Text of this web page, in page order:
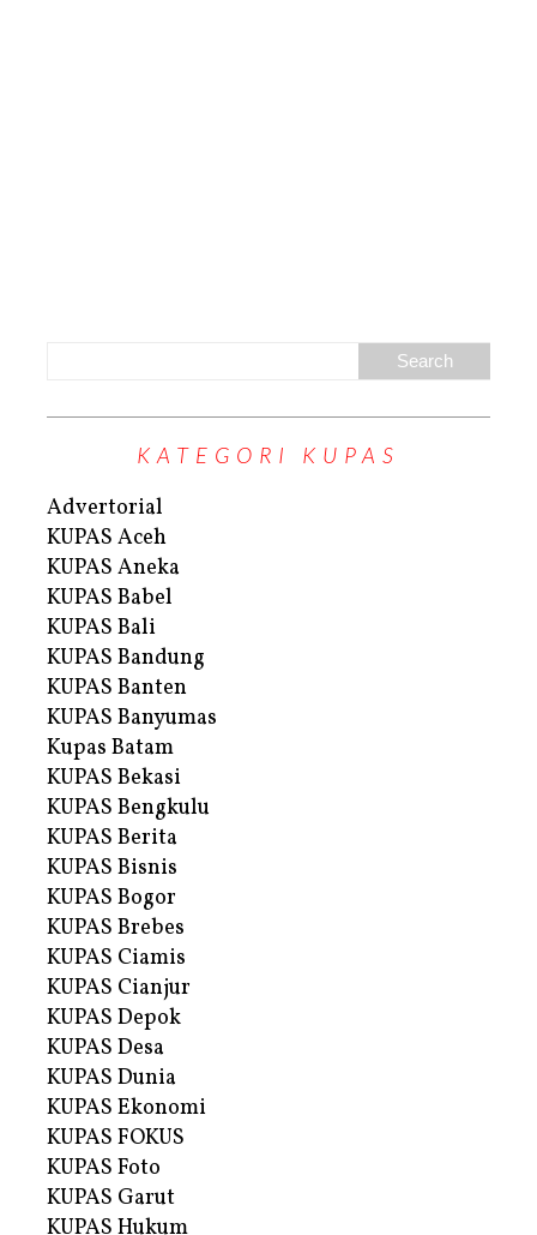
KATEGORI KUPAS
Advertorial
KUPAS Aceh
KUPAS Aneka
KUPAS Babel
KUPAS Bali
KUPAS Bandung
KUPAS Banten
KUPAS Banyumas
Kupas Batam
KUPAS Bekasi
KUPAS Bengkulu
KUPAS Berita
KUPAS Bisnis
KUPAS Bogor
KUPAS Brebes
KUPAS Ciamis
KUPAS Cianjur
KUPAS Depok
KUPAS Desa
KUPAS Dunia
KUPAS Ekonomi
KUPAS FOKUS
KUPAS Foto
KUPAS Garut
KUPAS Hukum